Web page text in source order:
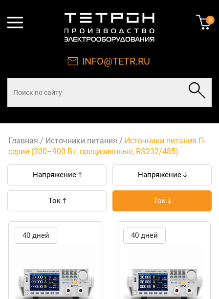
0
INFO@TETR.RU
Главная / Источники питания / Источники питания П-
серии (300–900 Вт, прецизионные, RS232/485)
Напряжение Напряжение
Ток Ток
40 дней 40 дней